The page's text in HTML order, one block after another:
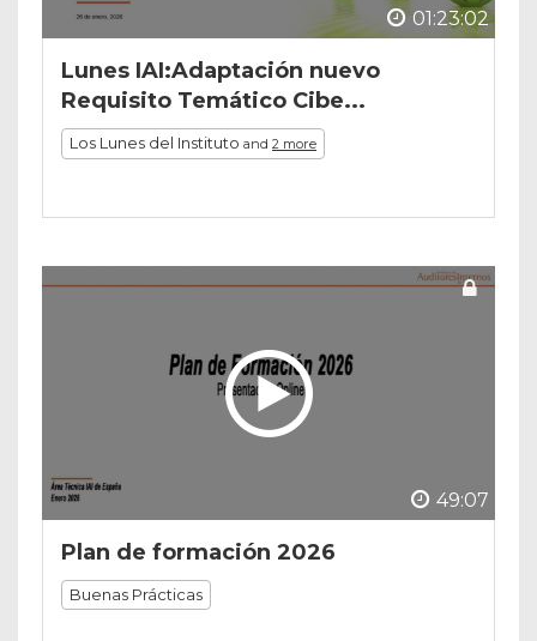
01:23:02
Lunes IAI:Adaptación nuevo
Requisito Temático Cibe...
Los Lunes del Instituto and 2 more
49:07
Plan de formación 2026
Buenas Prácticas